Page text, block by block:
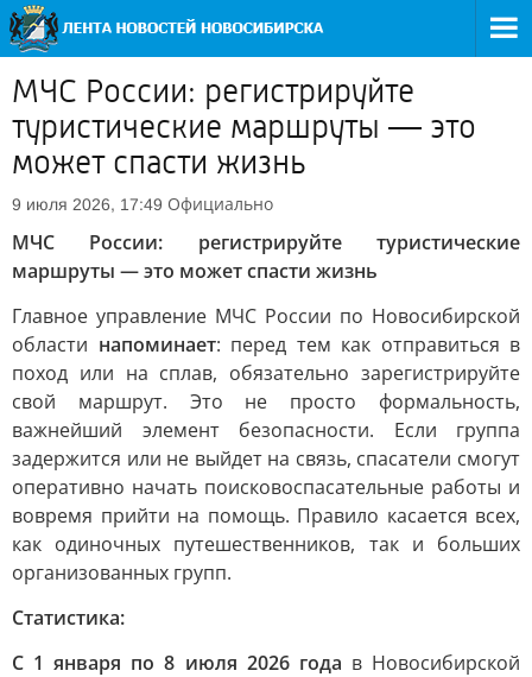
МЧС России: регистрируйте
туристические маршруты — это
может спасти жизнь
9 июля 2026, 17:49 Официально
МЧС России: регистрируйте туристические
маршруты — это может спасти жизнь
Главное управление МЧС России по Новосибирской
области напоминает: перед тем как отправиться в
поход или на сплав, обязательно зарегистрируйте
свой маршрут. Это не просто формальность,
важнейший элемент безопасности. Если группа
задержится или не выйдет на связь, спасатели смогут
оперативно начать поисковоспасательные работы и
вовремя прийти на помощь. Правило касается всех,
как одиночных путешественников, так и больших
организованных групп.
Статистика:
С 1 января по 8 июля 2026 года в Новосибирской